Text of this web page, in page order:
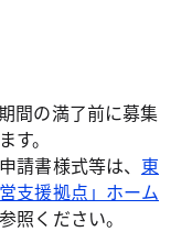
間の満了前に募集
。
書様式等は、 東
支援拠点」ホーム
照ください。